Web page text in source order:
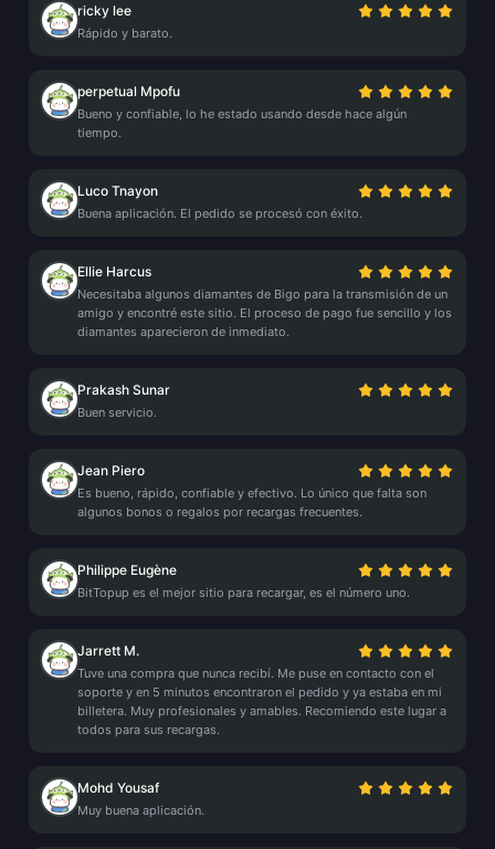
ricky lee
Rápido y barato.
perpetual Mpofu
Bueno y confiable, lo he estado usando desde hace algún
tiempo.
Luco Tnayon
Buena aplicación. El pedido se procesó con éxito.
Ellie Harcus
Necesitaba algunos diamantes de Bigo para la transmisión de un
amigo y encontré este sitio. El proceso de pago fue sencillo y los
diamantes aparecieron de inmediato.
Prakash Sunar
Buen servicio.
Jean Piero
Es bueno, rápido, confiable y efectivo. Lo único que falta son
algunos bonos o regalos por recargas frecuentes.
Philippe Eugène
BitTopup es el mejor sitio para recargar, es el número uno.
Jarrett M.
Tuve una compra que nunca recibí. Me puse en contacto con el
soporte y en 5 minutos encontraron el pedido y ya estaba en mi
billetera. Muy profesionales y amables. Recomiendo este lugar a
todos para sus recargas.
Mohd Yousaf
Muy buena aplicación.